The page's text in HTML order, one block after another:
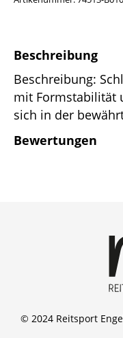
Beschreibung
Beschreibung:
mit Formstabilität
sich in der
Bewertungen
© 2024 Reitsport